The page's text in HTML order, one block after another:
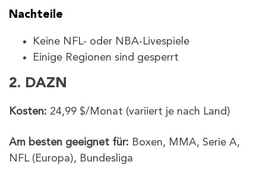
Nachteile
Keine NFL- oder NBA-Livespiele
Einige Regionen sind gesperrt
2. DAZN
Kosten: 24,99 $/Monat (variiert je nach Land)
Am besten geeignet für: Boxen, MMA, Serie A,
NFL (Europa), Bundesliga